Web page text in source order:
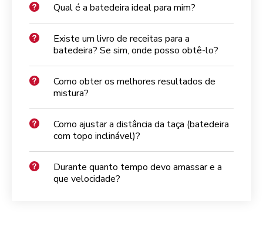
Qual é a batedeira ideal para mim?
Existe um livro de receitas para a
batedeira? Se sim, onde posso obtê-lo?
Como obter os melhores resultados de
mistura?
Como ajustar a distância da taça (batedeira
com topo inclinável)?
Durante quanto tempo devo amassar e a
que velocidade?